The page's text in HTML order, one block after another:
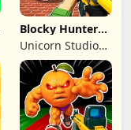
Blocky Hunters:
FPS Survival
Unicorn Studio
Official